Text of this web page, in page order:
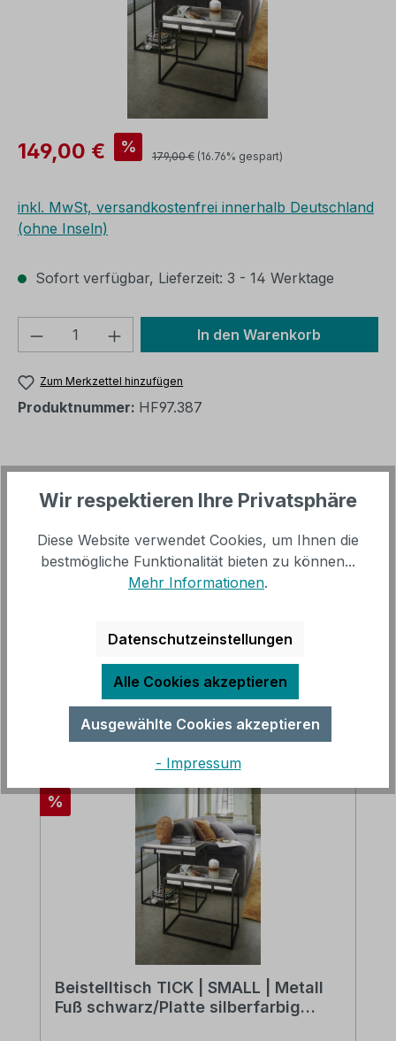
Verkaufspreis:
149,00 € % Regulärer Preis:
179,00 € (16.76% gespart)
inkl. MwSt, versandkostenfrei innerhalb Deutschland
(ohne Inseln)
Sofort verfügbar, Lieferzeit: 3 - 14 Werktage
Produkt Anzahl: Gib denIn den Warenkorb
Zum Merkzettel hinzufügen
Produktnummer: HF97.387
Unser trendiger Beistelltisch "Tick" besticht durch
sein klares ausdrucksstarkes Design. Die
Kombination aus silberner Alumi…
Mehr
Trusted Shops Bewertungen
Produktgalerie überspringen
Accessory Items
Rabatt
%
Beistelltisch TICK | SMALL | Metall
Fuß schwarz/Platte silberfarbig
Wir respektieren Ihre Privatsphäre
Diese Website verwendet Cookies, um Ihnen die
bestmögliche Funktionalität bieten zu können...
Mehr Informationen.
Datenschutzeinstellungen
Alle Cookies akzeptieren
Ausgewählte Cookies akzeptieren
- Impressum